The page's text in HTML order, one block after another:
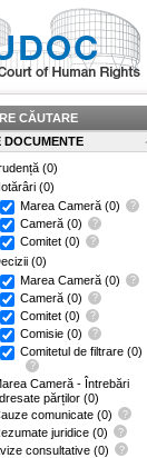
CĂUTARE
DOCUMENTE
(0)
(0)
Marea Cameră (0)
Cameră (0)
Comitet (0)
(0)
Marea Cameră (0)
Cameră (0)
Comitet (0)
Comisie (0)
Comitetul de filtrare (0)
Cameră - Întrebări
părților (0)
comunicate (0)
juridice (0)
consultative (0)